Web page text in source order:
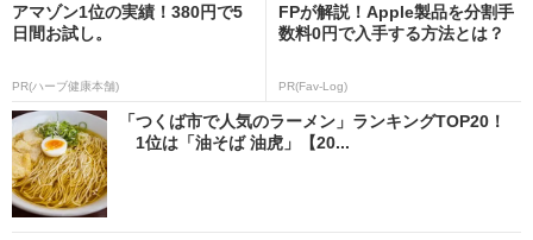
アマゾン1位の実績！380円で5
日間お試し。
PR(ハーブ健康本舗)
FPが解説！Apple製品を分割手
数料0円で入手する方法とは？
PR(Fav-Log)
「つくば市で人気のラーメン」ランキングTOP20！
1位は「油そば 油虎」【20...